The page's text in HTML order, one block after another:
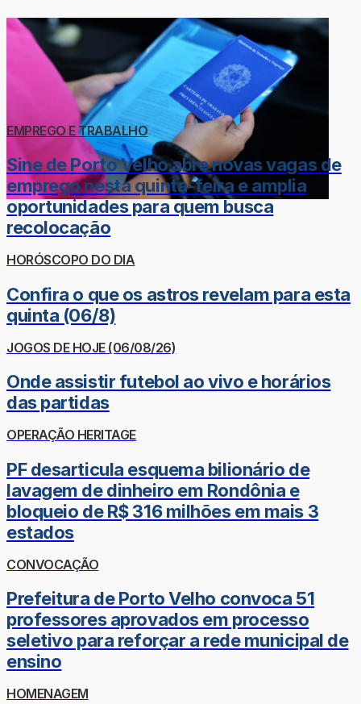
EMPREGO E TRABALHO
Sine de Porto Velho abre novas vagas de
emprego nesta quinta-feira e amplia
oportunidades para quem busca
recolocação
HORÓSCOPO DO DIA
Confira o que os astros revelam para esta
quinta (06/8)
JOGOS DE HOJE (06/08/26)
Onde assistir futebol ao vivo e horários
das partidas
OPERAÇÃO HERITAGE
PF desarticula esquema bilionário de
lavagem de dinheiro em Rondônia e
bloqueio de R$ 316 milhões em mais 3
estados
CONVOCAÇÃO
Prefeitura de Porto Velho convoca 51
professores aprovados em processo
seletivo para reforçar a rede municipal de
ensino
HOMENAGEM